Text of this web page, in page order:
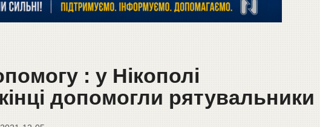
: у Нікополі
допомогли рятувальники